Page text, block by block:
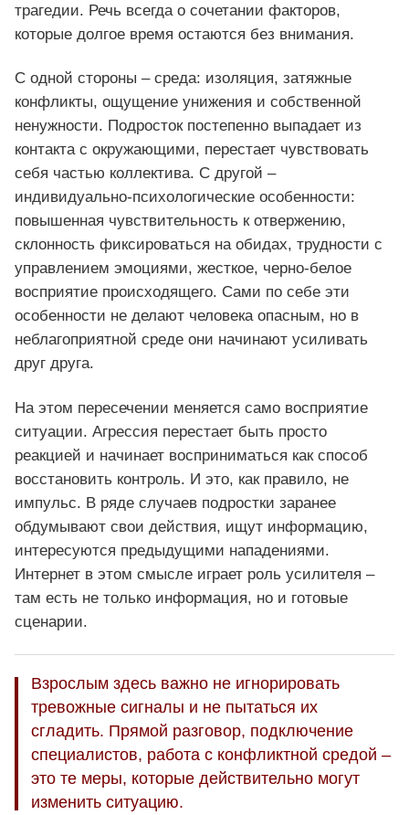
трагедии. Речь всегда о сочетании факторов,
которые долгое время остаются без внимания.
С одной стороны – среда: изоляция, затяжные
конфликты, ощущение унижения и собственной
ненужности. Подросток постепенно выпадает из
контакта с окружающими, перестает чувствовать
себя частью коллектива. С другой –
индивидуально-психологические особенности:
повышенная чувствительность к отвержению,
склонность фиксироваться на обидах, трудности с
управлением эмоциями, жесткое, черно-белое
восприятие происходящего. Сами по себе эти
особенности не делают человека опасным, но в
неблагоприятной среде они начинают усиливать
друг друга.
На этом пересечении меняется само восприятие
ситуации. Агрессия перестает быть просто
реакцией и начинает восприниматься как способ
восстановить контроль. И это, как правило, не
импульс. В ряде случаев подростки заранее
обдумывают свои действия, ищут информацию,
интересуются предыдущими нападениями.
Интернет в этом смысле играет роль усилителя –
там есть не только информация, но и готовые
сценарии.
Взрослым здесь важно не игнорировать
тревожные сигналы и не пытаться их
сгладить. Прямой разговор, подключение
специалистов, работа с конфликтной средой –
это те меры, которые действительно могут
изменить ситуацию.